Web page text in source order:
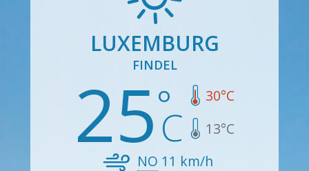
LUXEMBURG
FINDEL
25 30°C
13°C
NO 11 km/h